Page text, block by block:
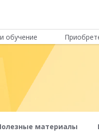
обучение
материалы